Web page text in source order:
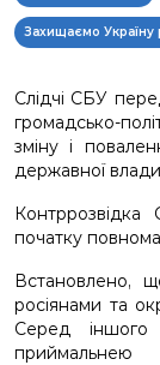
Захищаємо Україну
Слідчі СБУ
громадсько-
зміну і
державної влади
Контррозвідка
початку
Встановлено,
росіянами та
Серед
приймальнею